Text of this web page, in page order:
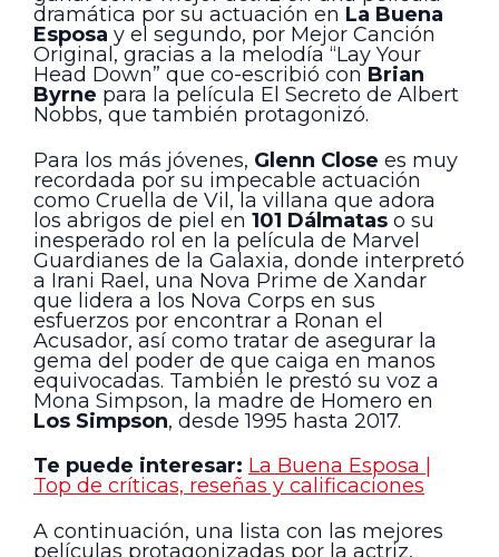
dramática por su actuación en La Buena
Esposa y el segundo, por Mejor Canción
Original, gracias a la melodía “Lay Your
Head Down” que co-escribió con Brian
Byrne para la película El Secreto de Albert
Nobbs, que también protagonizó.
Para los más jóvenes, Glenn Close es muy
recordada por su impecable actuación
como Cruella de Vil, la villana que adora
los abrigos de piel en 101 Dálmatas o su
inesperado rol en la película de Marvel
Guardianes de la Galaxia, donde interpretó
a Irani Rael, una Nova Prime de Xandar
que lidera a los Nova Corps en sus
esfuerzos por encontrar a Ronan el
Acusador, así como tratar de asegurar la
gema del poder de que caiga en manos
equivocadas. También le prestó su voz a
Mona Simpson, la madre de Homero en
Los Simpson, desde 1995 hasta 2017.
Te puede interesar: La Buena Esposa |
Top de críticas, reseñas y calificaciones
A continuación, una lista con las mejores
películas protagonizadas por la actriz,